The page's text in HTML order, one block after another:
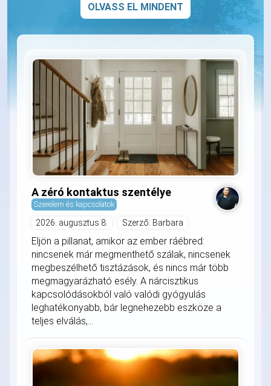
OLVASS EL MINDENT
A zéró kontaktus szentélye
Szerelem és kapcsolatok
2026. augusztus 8. Szerző: Barbara
Eljön a pillanat, amikor az ember ráébred:
nincsenek már megmenthető szálak, nincsenek
megbeszélhető tisztázások, és nincs már több
megmagyarázható esély. A nárcisztikus
kapcsolódásokból való valódi gyógyulás
leghatékonyabb, bár legnehezebb eszköze a
teljes elválás,...